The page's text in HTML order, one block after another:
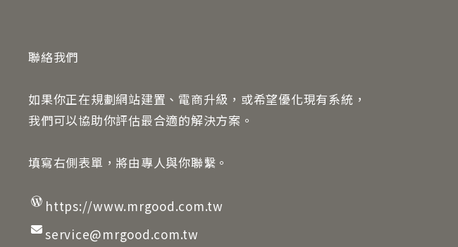
聯絡我們
如果你正在規劃網站建置、電商升級，或希望優化現有系統，
我們可以協助你評估最合適的解決方案。
填寫右側表單，將由專人與你聯繫。
https://www.mrgood.com.tw
service@mrgood.com.tw